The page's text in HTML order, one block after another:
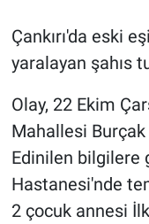
Çankırı'da eski
yaralayan şahıs
Olay, 22 Ekim
Mahallesi
Edinilen bilgilere
Hastanesi'nde
2 çocuk annesi